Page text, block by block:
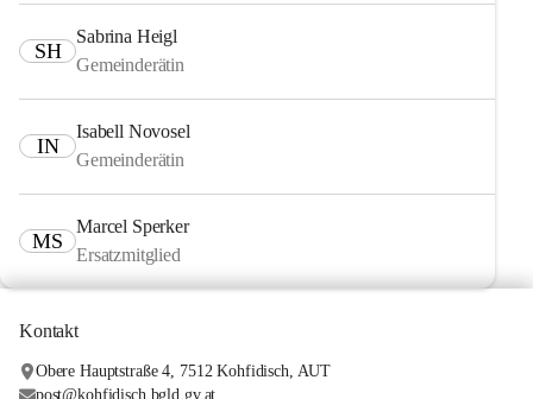
SH
Sabrina Heigl
Gemeinderätin
IN
Isabell Novosel
Gemeinderätin
MS
Marcel Sperker
Ersatzmitglied
Kontakt
Obere Hauptstraße 4, 7512 Kohfidisch, AUT
post@kohfidisch.bgld.gv.at